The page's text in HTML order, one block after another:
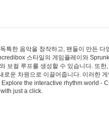
특한 음악을 창작하고, 팬들이 만든 다
스타일의 게임플레이와
보컬 루프를 생성할 수 있습니다. 또한
운 차원으로 이끌어줍니다. 이러한 게
the interactive rhythm world -
just a click.